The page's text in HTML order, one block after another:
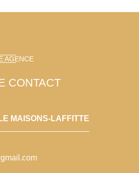
AGENCE
CONTACT
MAISONS-LAFFITTE